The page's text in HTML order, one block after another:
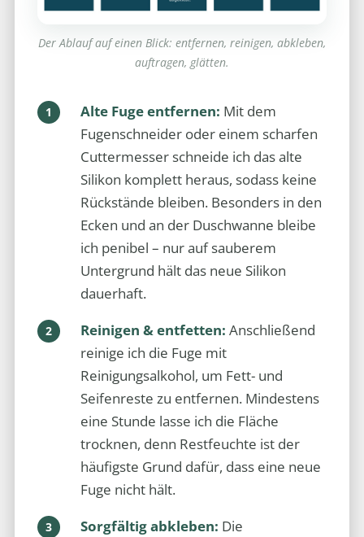
Der Ablauf auf einen Blick: entfernen, reinigen, abkleben,
auftragen, glätten.
Alte Fuge entfernen: Mit dem
Fugenschneider oder einem scharfen
Cuttermesser schneide ich das alte
Silikon komplett heraus, sodass keine
Rückstände bleiben. Besonders in den
Ecken und an der Duschwanne bleibe
ich penibel – nur auf sauberem
Untergrund hält das neue Silikon
dauerhaft.
Reinigen & entfetten: Anschließend
reinige ich die Fuge mit
Reinigungsalkohol, um Fett- und
Seifenreste zu entfernen. Mindestens
eine Stunde lasse ich die Fläche
trocknen, denn Restfeuchte ist der
häufigste Grund dafür, dass eine neue
Fuge nicht hält.
Sorgfältig abkleben: Die